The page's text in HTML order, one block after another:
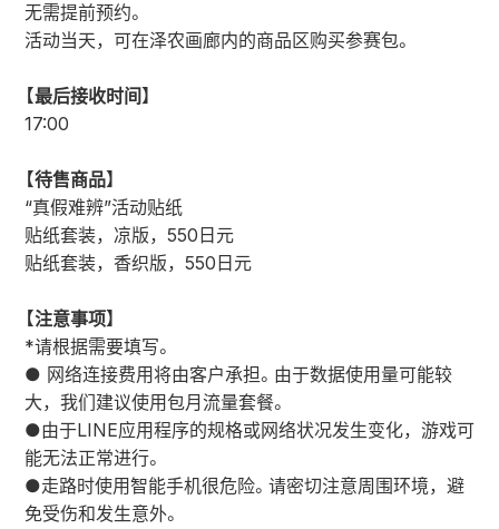
无需提前预约。
活动当天，可在泽农画廊内的商品区购买参赛包。
【最后接收时间】
17:00
【待售商品】
“真假难辨”活动贴纸
贴纸套装，凉版，550日元
贴纸套装，香织版，550日元
【注意事项】
*请根据需要填写。
● 网络连接费用将由客户承担。由于数据使用量可能较
大，我们建议使用包月流量套餐。
●由于LINE应用程序的规格或网络状况发生变化，游戏可
能无法正常进行。
●走路时使用智能手机很危险。请密切注意周围环境，避
免受伤和发生意外。